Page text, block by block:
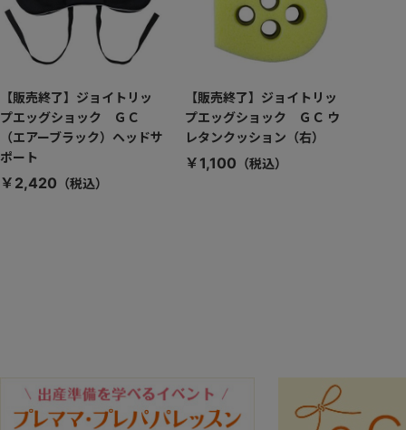
【販売終了】ジョイトリッ
プエッグショック ＧＣ
（エアーブラック）ヘッドサ
ポート
￥2,420
【販売終了】ジョイトリッ
プエッグショック ＧＣ ウ
レタンクッション（右）
￥1,100